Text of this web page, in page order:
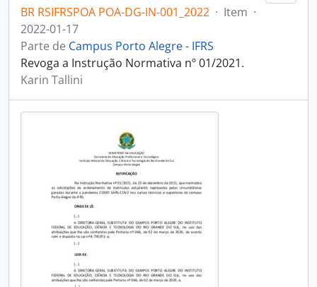
BR RSIFRSPOA POA-DG-IN-001_2022 · Item ·
2022-01-17
Parte de Campus Porto Alegre - IFRS
Revoga a Instrução Normativa nº 01/2021.
Karin Tallini